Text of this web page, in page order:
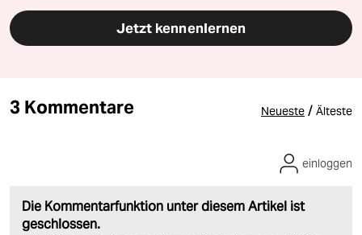
Jetzt kennenlernen
3 Kommentare Neueste / Älteste
Die Kommentarfunktion unter diesem Artikel ist
geschlossen.
einloggen